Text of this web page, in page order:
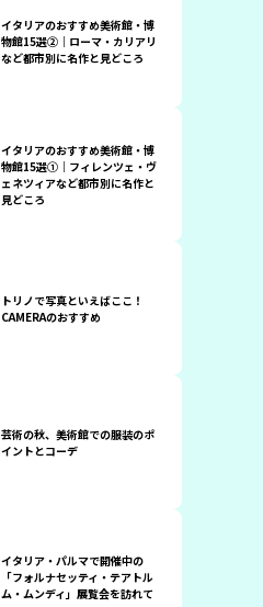
イタリアのおすすめ美術館・博
物館15選②｜ローマ・カリアリ
など都市別に名作と見どころ
イタリアのおすすめ美術館・博
物館15選①｜フィレンツェ・ヴ
ェネツィアなど都市別に名作と
見どころ
トリノで写真といえばここ！
CAMERAのおすすめ
芸術の秋、美術館での服装のポ
イントとコーデ
イタリア・パルマで開催中の
「フォルナセッティ・テアトル
ム・ムンディ」展覧会を訪れて